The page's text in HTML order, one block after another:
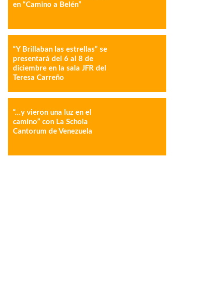
en “Camino a Belén”
“Y Brillaban las estrellas” se
presentará del 6 al 8 de
diciembre en la sala JFR del
Teresa Carreño
“…y vieron una luz en el
camino” con La Schola
Cantorum de Venezuela